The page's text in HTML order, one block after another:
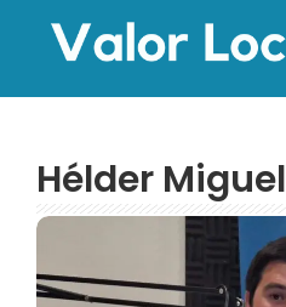
Hélder Miguel